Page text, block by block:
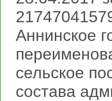
Аннинское
сельское
состава